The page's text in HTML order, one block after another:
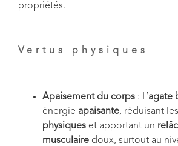
propriétés.
Vertus physiques
Apaisement du corps : L’agate
énergie apaisante, réduisant les
physiques et apportant un
musculaire doux, surtout au